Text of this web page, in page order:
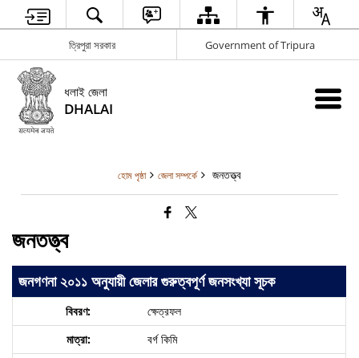
ত্রিপুরা সরকার Government of Tripura
ধলাই জেলা
DHALAI
হোম পৃষ্ঠা জেলা সম্পর্কে জনতত্ত্ব
জনতত্ত্ব
জনগণনা ২০১১ অনুযায়ী জেলার গুরুত্বপূর্ণ জনসংখ্যা সূচক
ক্ষেত্রফল
বর্গ কিমি